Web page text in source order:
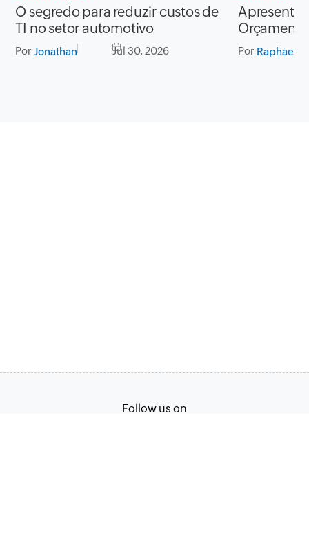
O segredo para reduzir custos de
TI no setor automotivo
Por Jonathan Jul 30, 2026
Plus
Por Raphael
Follow us on